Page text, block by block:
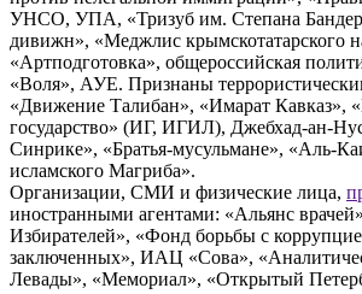
УНСО, УПА, «Тризуб им. Степана
дивижн», «Меджлис крымскотатарского
«Артподготовка», общероссийская
«Воля», АУЕ. Признаны
«Движение Талибан», «Имарат Кавказ»,
государство» (ИГ, ИГИЛ), Джебхад-ан-
Синрике», «Братья-мусульмане», «Аль-
исламского Магриба».
Организации, СМИ и физические лица,
иностранными агентами: «Альянс
Избирателей», «Фонд борьбы с
заключенных», ИАЦ «Сова»,
Левады», «Мемориал», «Открытый